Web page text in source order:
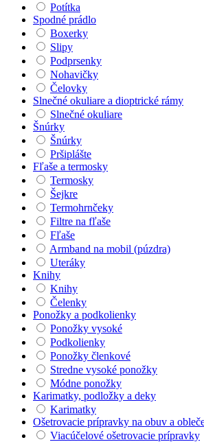
Potítka
Spodné prádlo
Boxerky
Slipy
Podprsenky
Nohavičky
Čelovky
Slnečné okuliare a dioptrické rámy
Slnečné okuliare
Šnúrky
Šnúrky
Pršiplášte
Fľaše a termosky
Termosky
Šejkre
Termohrnčeky
Filtre na fľaše
Fľaše
Armband na mobil (púzdra)
Uteráky
Knihy
Knihy
Čelenky
Ponožky a podkolienky
Ponožky vysoké
Podkolienky
Ponožky členkové
Stredne vysoké ponožky
Módne ponožky
Karimatky, podložky a deky
Karimatky
Ošetrovacie prípravky na obuv a
Viacúčelové ošetrovacie prípravky